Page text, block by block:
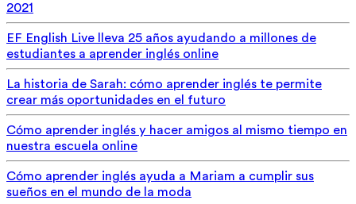
2021
EF English Live lleva 25 años ayudando a millones de
estudiantes a aprender inglés online
La historia de Sarah: cómo aprender inglés te permite
crear más oportunidades en el futuro
Cómo aprender inglés y hacer amigos al mismo tiempo en
nuestra escuela online
Cómo aprender inglés ayuda a Mariam a cumplir sus
sueños en el mundo de la moda